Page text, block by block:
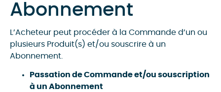
Abonnement
L’Acheteur peut procéder à la Commande d’un ou
plusieurs Produit(s) et/ou souscrire à un
Abonnement.
Passation de Commande et/ou souscription
à un Abonnement